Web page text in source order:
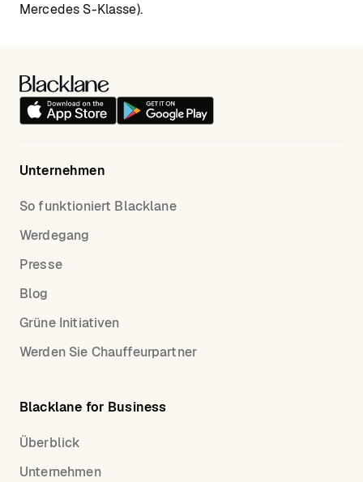
Mercedes S-Klasse).
Unternehmen
So funktioniert Blacklane
Werdegang
Presse
Blog
Grüne Initiativen
Werden Sie Chauffeurpartner
Blacklane for Business
Überblick
Unternehmen